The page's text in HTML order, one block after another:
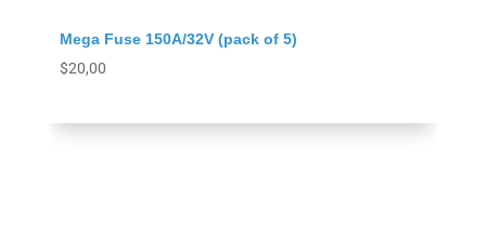
Mega Fuse 150A/32V (pack of 5)
$20,00